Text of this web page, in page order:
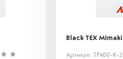
Black TEX
Артикул: TP400-K-